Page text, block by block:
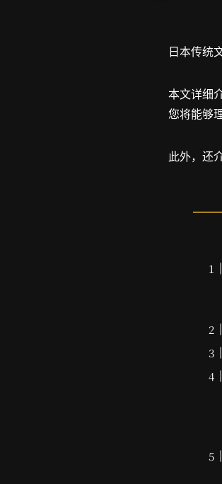
日本传统
本文详细
您将能够
此外，还